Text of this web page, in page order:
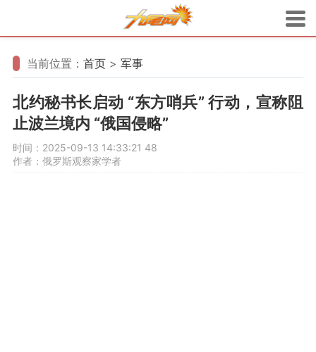
当前位置： 首页 > 军事
北约秘书长启动 “东方哨兵” 行动，宣称阻
止波兰境内 “俄国侵略”
时间：2025-09-13 14:33:21 48
作者：俄罗斯观察家学者